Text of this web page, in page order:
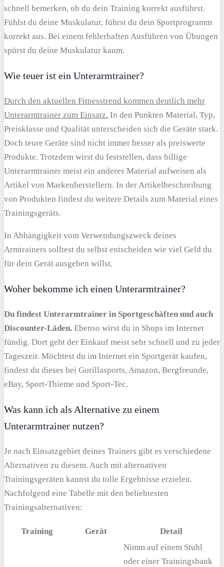
schnell bemerken, ob du dein Training korrekt ausführst.
Fühlst du deine Muskulatur, führst du dein Sportprogramm
korrekt aus. Bei einem fehlerhaften Ausführen von Übungen
spürst du deine Muskulatur kaum.
Wie teuer ist ein Unterarmtrainer?
Durch den aktuellen Fitnesstrend kommen deutlich mehr
Unterarmtrainer zum Einsatz. In den Punkten Material, Typ,
Preisklasse und Qualität unterscheiden sich die Geräte stark.
Doch teure Geräte sind nicht immer besser als preiswerte
Produkte. Trotzdem wirst du feststellen, dass billige
Unterarmtrainer meist ein anderes Material aufweisen als
Artikel von Markenherstellern. In der Artikelbeschreibung
von Produkten findest du weitere Details zum Material eines
Trainingsgeräts.
In Abhängigkeit vom Verwendungszweck deines
Armtrainers solltest du selbst entscheiden wie viel Geld du
für dein Gerät ausgeben willst.
Woher bekomme ich einen Unterarmtrainer?
Du findest Unterarmtrainer in Sportgeschäften und auch
Discounter-Läden. Ebenso wirst du in Shops im Internet
fündig. Dort geht der Einkauf meist sehr schnell und zu jeder
Tageszeit. Möchtest du im Internet ein Sportgerät kaufen,
findest du dieses bei Gorillasports, Amazon, Bergfreunde,
eBay, Sport-Thieme und Sport-Tec.
Was kann ich als Alternative zu einem
Unterarmtrainer nutzen?
Je nach Einsatzgebiet deines Trainers gibt es verschiedene
Alternativen zu diesem. Auch mit alternativen
Trainingsgeräten kannst du tolle Ergebnisse erzielen.
Nachfolgend eine Tabelle mit den beliebtesten
Trainingsalternativen:
Training Gerät Detail
Nimm auf einem Stuhl
oder einer Trainingsbank